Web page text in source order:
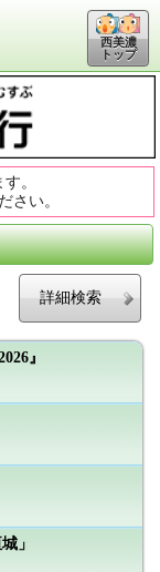
西美濃
トップ
。
さい。
件
詳細検索
』
」